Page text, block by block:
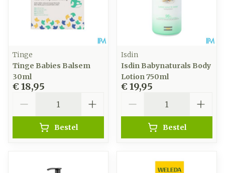
Tinge
Tinge Babies Balsem
30ml
€ 18,95
Bestel
Isdin
Isdin Babynaturals Body
Lotion 750ml
€ 19,95
Bestel